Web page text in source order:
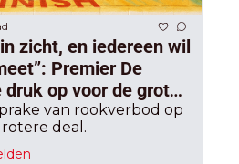
zicht, en iedereen wil
Premier De
druk op voor de grote
week pas de
van rookverbod op